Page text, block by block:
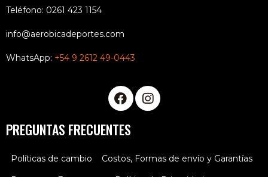
Teléfono: 0261 423 1154
info@aerobicadeportes.com
WhatsApp: +54 9 2612 49-0443
PREGUNTAS FRECUENTES
Políticas de cambio
Costos, Formas de envío y Garantías